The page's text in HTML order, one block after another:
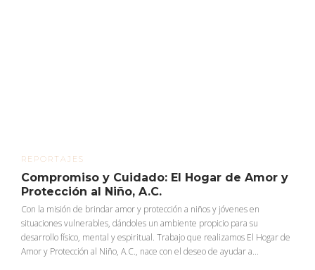
REPORTAJES
Compromiso y Cuidado: El Hogar de Amor y
Protección al Niño, A.C.
Con la misión de brindar amor y protección a niños y jóvenes en
situaciones vulnerables, dándoles un ambiente propicio para su
desarrollo físico, mental y espiritual. Trabajo que realizamos El Hogar de
Amor y Protección al Niño, A.C., nace con el deseo de ayudar a...